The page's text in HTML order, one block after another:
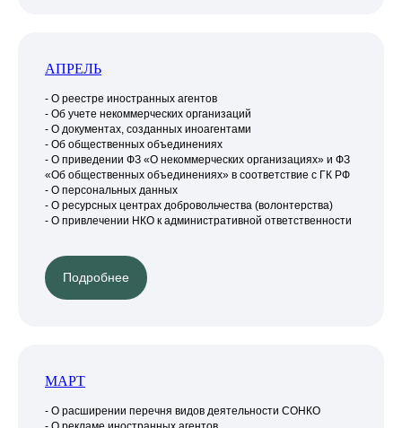
АПРЕЛЬ
- О реестре иностранных агентов
- Об учете некоммерческих организаций
- О документах, созданных иноагентами
- Об общественных объединениях
- О приведении ФЗ «О некоммерческих организациях» и ФЗ
«Об общественных объединениях» в соответствие с ГК РФ
- О персональных данных
- О ресурсных центрах добровольчества (волонтерства)
- О привлечении НКО к административной ответственности
Подробнее
МАРТ
- О расширении перечня видов деятельности СОНКО